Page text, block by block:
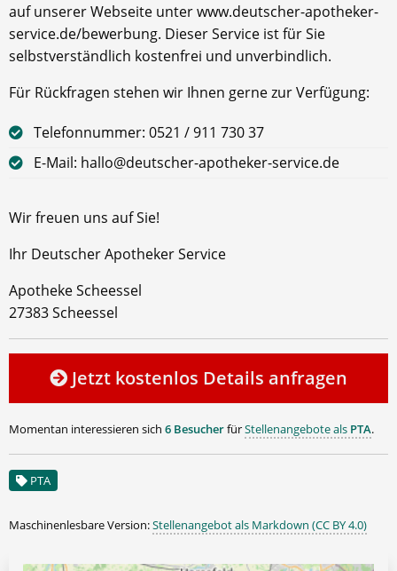
auf unserer Webseite unter www.deutscher-apotheker-
service.de/bewerbung. Dieser Service ist für Sie
selbstverständlich kostenfrei und unverbindlich.
Für Rückfragen stehen wir Ihnen gerne zur Verfügung:
Telefonnummer: 0521 / 911 730 37
E-Mail: hallo@deutscher-apotheker-service.de
Wir freuen uns auf Sie!
Ihr Deutscher Apotheker Service
Apotheke Scheessel
27383 Scheessel
Jetzt kostenlos Details anfragen
Momentan interessieren sich 6 BesucherfürStellenangebote als PTA.
PTA
Maschinenlesbare Version:Stellenangebot als Markdown (CC BY 4.0)